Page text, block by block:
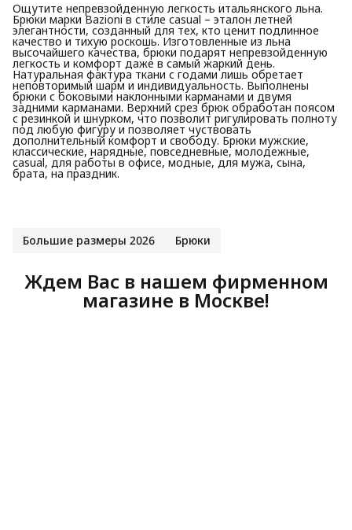
Ощутите непревзойденную легкость итальянского льна.
Брюки марки Bazioni в стиле casual – эталон летней
элегантности, созданный для тех, кто ценит подлинное
качество и тихую роскошь. Изготовленные из льна
высочайшего качества, брюки подарят непревзойденную
легкость и комфорт даже в самый жаркий день.
Натуральная фактура ткани с годами лишь обретает
неповторимый шарм и индивидуальность. Выполнены
брюки с боковыми наклонными карманами и двумя
задними карманами. Верхний срез брюк обработан поясом
с резинкой и шнурком, что позволит ригулировать полноту
под любую фигуру и позволяет чуствовать
дополнительный комфорт и свободу. Брюки мужские,
классические, нарядные, повседневные, молодежные,
casual, для работы в офисе, модные, для мужа, сына,
брата, на праздник.
Большие размеры 2026 Брюки
Ждем Вас в нашем фирменном
магазине в Москве!